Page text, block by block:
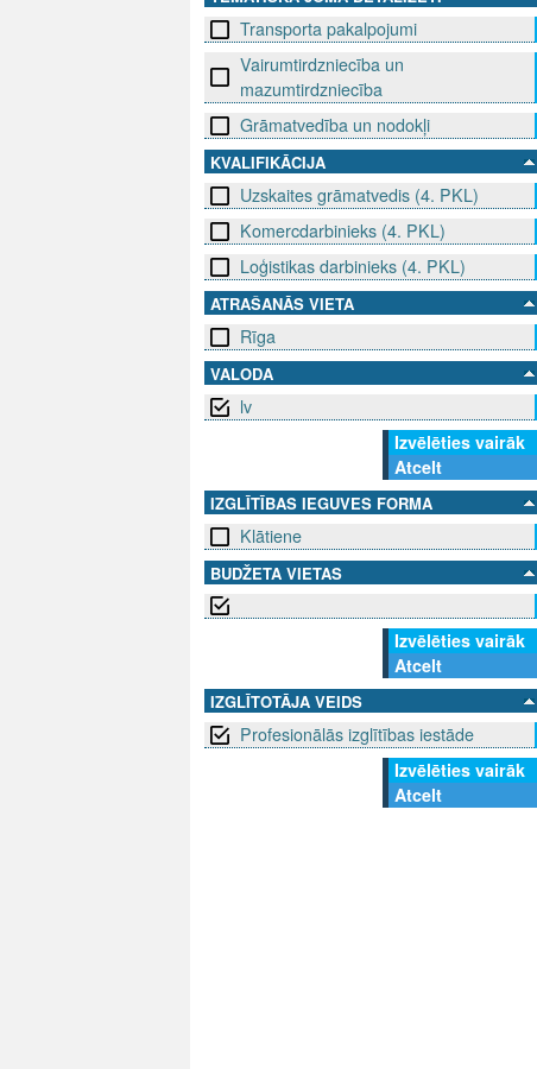
Transporta pakalpojumi
Vairumtirdzniecība un
mazumtirdzniecība
Grāmatvedība un nodokļi
KVALIFIKĀCIJA
Uzskaites grāmatvedis (4. PKL)
Komercdarbinieks (4. PKL)
Loģistikas darbinieks (4. PKL)
ATRAŠANĀS VIETA
Rīga
VALODA
lv
Izvēlēties vairāk
Atcelt
IZGLĪTĪBAS IEGUVES FORMA
Klātiene
BUDŽETA VIETAS
Izvēlēties vairāk
Atcelt
IZGLĪTOTĀJA VEIDS
Profesionālās izglītības iestāde
Izvēlēties vairāk
Atcelt